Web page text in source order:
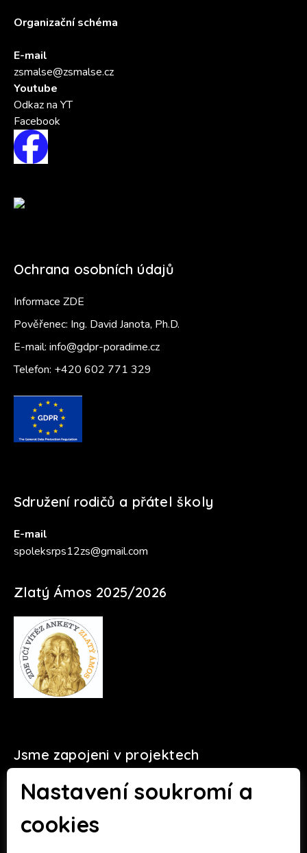
Nastavení soukromí a
cookies
Organizační schéma
E-mail
zsmalse@zsmalse.cz
Youtube
Odkaz na YT
Facebook
Ochrana osobních údajů
Informace ZDE
Pověřenec: Ing. David Janota, Ph.D.
E-mail: info@gdpr-poradime.cz
Telefon: +420 602 771 329
Sdružení rodičů a přátel školy
E-mail
spoleksrps12zs@gmail.com
Zlatý Ámos 2025/2026
Jsme zapojeni v projektech